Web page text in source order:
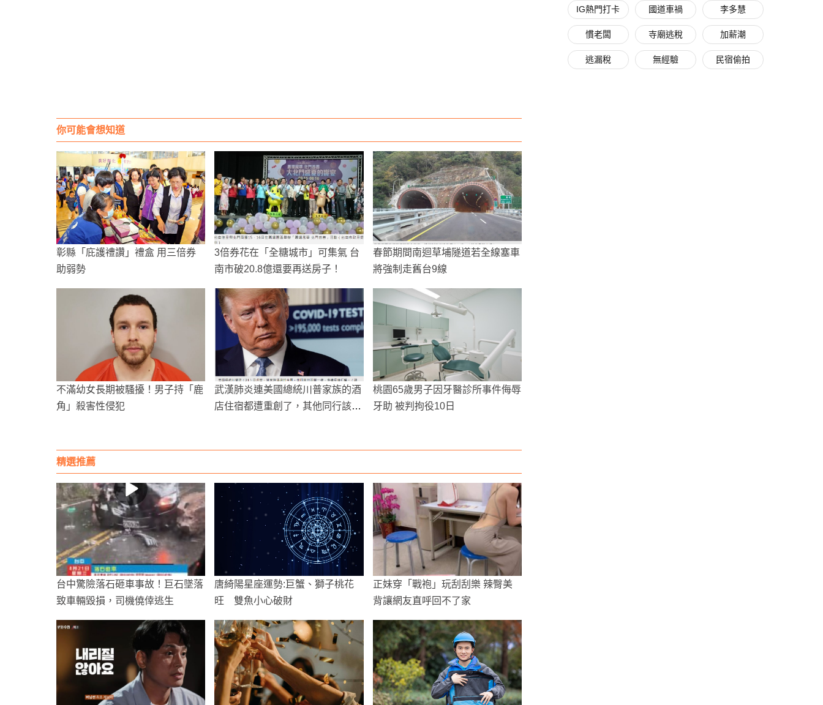
你可能會想知道
彰縣「庇護禮讚」禮盒 用三倍券
助弱勢
3倍券花在「全糖城市」可集氣 台
南市破20.8億還要再送房子！
春節期間南迴草埔隧道若全線塞車
將強制走舊台9線
不滿幼女長期被騷擾！男子持「鹿
角」殺害性侵犯
武漢肺炎連美國總統川普家族的酒
店住宿都遭重創了，其他同行該怎
桃園65歲男子因牙醫診所事件侮辱
牙助 被判拘役10日
精選推薦
台中驚險落石砸車事故！巨石墜落
致車輛毀損，司機僥倖逃生
唐綺陽星座運勢:巨蟹、獅子桃花
旺 雙魚小心破財
正妹穿「戰袍」玩刮刮樂 辣臀美
背讓網友直呼回不了家
IG熱門打卡 國道車禍 李多慧
慣老闆 寺廟逃稅 加薪潮
逃漏稅 無經驗 民宿偷拍